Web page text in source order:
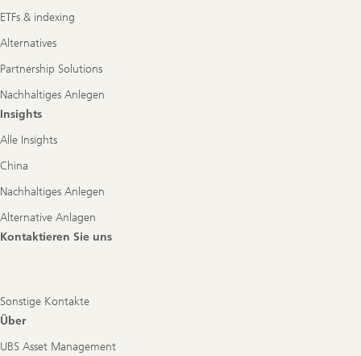
ETFs & indexing
Alternatives
Partnership Solutions
Nachhaltiges Anlegen
Insights
Alle Insights
China
Nachhaltiges Anlegen
Alternative Anlagen
Kontaktieren Sie uns
Sonstige Kontakte
Über
UBS Asset Management